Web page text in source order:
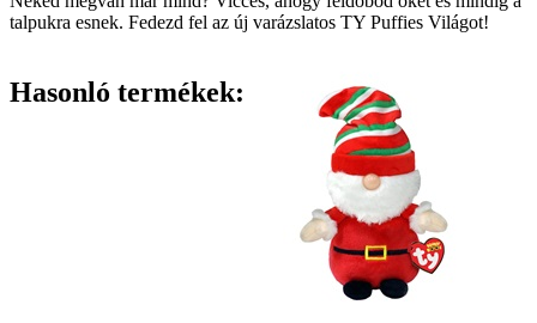
talpukra esnek. Fedezd fel az új varázslatos TY Puffies Világot!
Hasonló termékek: